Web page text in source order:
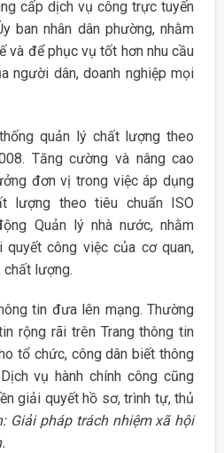
cấp dịch vụ công trực tuyến
ban nhân dân phường, nhằm
và để phục vụ tốt hơn nhu cầu
người dân, doanh nghiệp mọi
quản lý chất lượng theo
Tăng cường và nâng cao
đơn vị trong việc áp dụng
lượng theo tiêu chuẩn ISO
Quản lý nhà nước, nhằm
quyết công việc của cơ quan,
lượng.
tin đưa lên mạng. Thường
rộng rãi trên Trang thông tin
tổ chức, công dân biết thông
vụ hành chính công cũng
giải quyết hồ sơ, trình tự, thủ
Giải pháp trách nhiệm xã hội